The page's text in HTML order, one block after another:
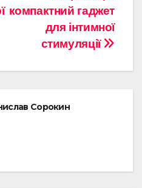
компактний гаджет
для інтимної
стимуляції
Сорокин